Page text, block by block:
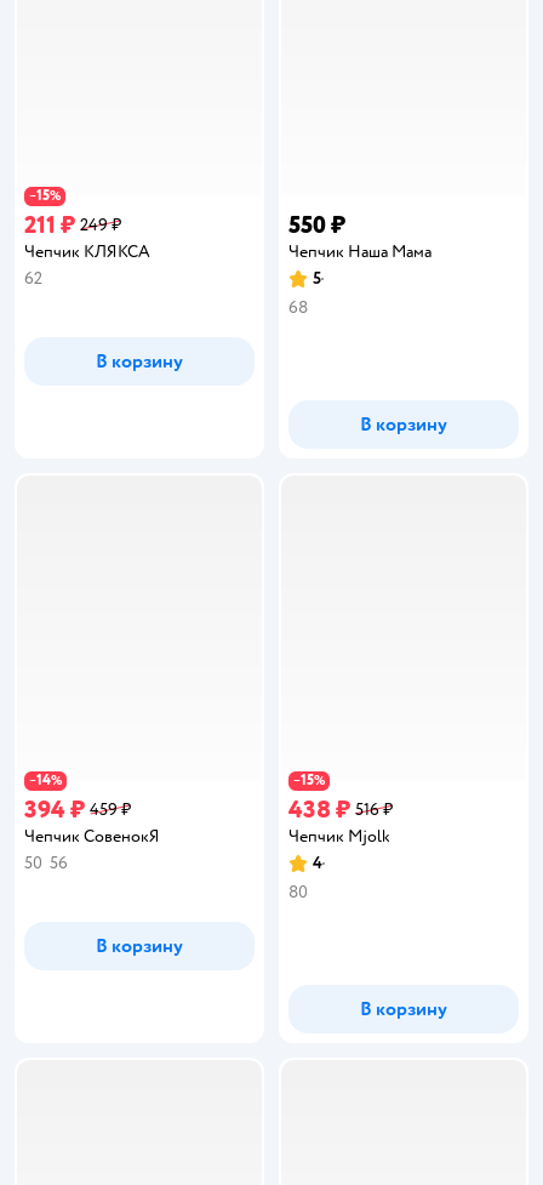
−15%
211 ₽ 249 ₽
Чепчик КЛЯКСА
62
В корзину
550 ₽
Чепчик Наша Мама
Рейтинг:
5
68
В корзину
−14%
394 ₽ 459 ₽
Чепчик СовенокЯ
50 56
В корзину
−15%
438 ₽ 516 ₽
Чепчик Mjolk
Рейтинг:
4
80
В корзину